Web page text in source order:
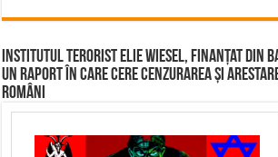
Institutul terorist Elie Wiesel, finanțat din
un raport în care cere cenzurarea și
români